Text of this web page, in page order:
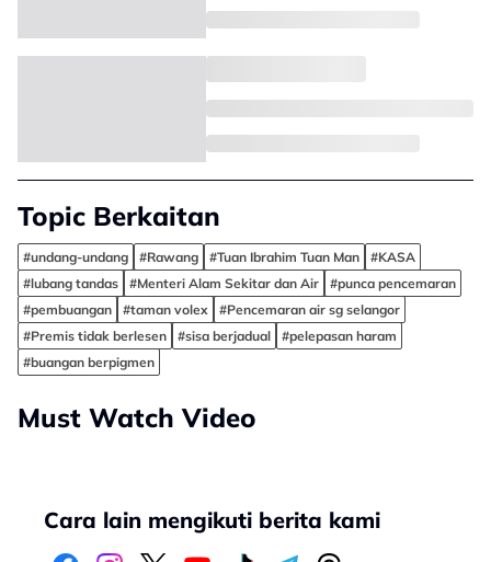
Topic Berkaitan
#undang-undang #Rawang #Tuan Ibrahim Tuan Man
#KASA
#lubang tandas
#Menteri Alam Sekitar dan Air
#punca pencemaran
#pembuangan
#taman volex
#Pencemaran air sg selangor
#Premis tidak berlesen
#sisa berjadual
#pelepasan haram
#buangan berpigmen
Must Watch Video
Cara lain mengikuti berita kami